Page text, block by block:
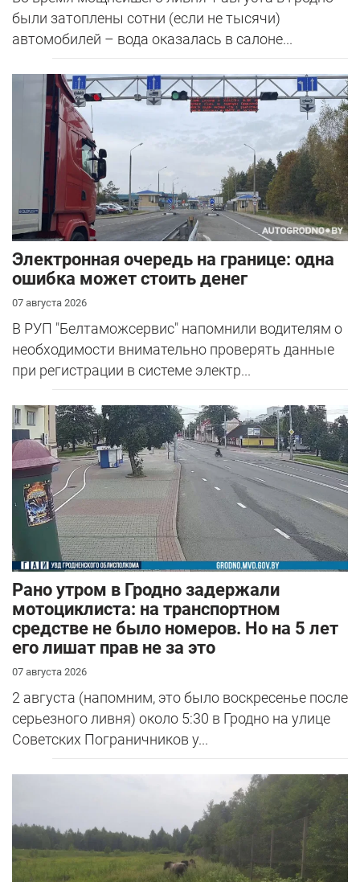
были затоплены сотни (если не тысячи)
автомобилей – вода оказалась в салоне...
Электронная очередь на границе: одна
ошибка может стоить денег
07 августа 2026
В РУП "Белтаможсервис" напомнили водителям о
необходимости внимательно проверять данные
при регистрации в системе электр...
Рано утром в Гродно задержали
мотоциклиста: на транспортном
средстве не было номеров. Но на 5 лет
его лишат прав не за это
07 августа 2026
2 августа (напомним, это было воскресенье после
серьезного ливня) около 5:30 в Гродно на улице
Советских Пограничников у...